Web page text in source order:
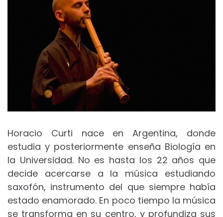
Horacio Curti nace en Argentina, donde
estudia y posteriormente enseña Biología en
la Universidad. No es hasta los 22 años que
decide acercarse a la música estudiando
saxofón, instrumento del que siempre había
estado enamorado. En poco tiempo la música
se transforma en su centro, y profundiza sus